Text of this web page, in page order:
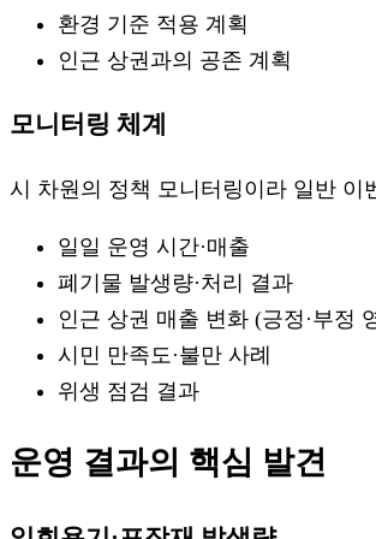
환경 기준 적용 계획
인근 상권과의 공존 계획
모니터링 체계
시 차원의 정책 모니터링이라 일반 이
일일 운영 시간·매출
폐기물 발생량·처리 결과
인근 상권 매출 변화 (긍정·부정
시민 만족도·불만 사례
위생 점검 결과
운영 결과의 핵심 발견